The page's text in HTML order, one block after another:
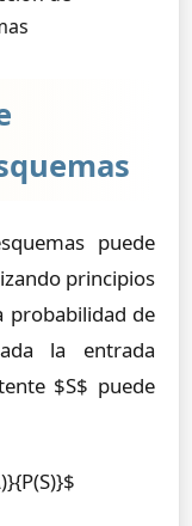
puede
principios
probabilidad de
la entrada
$S$ puede